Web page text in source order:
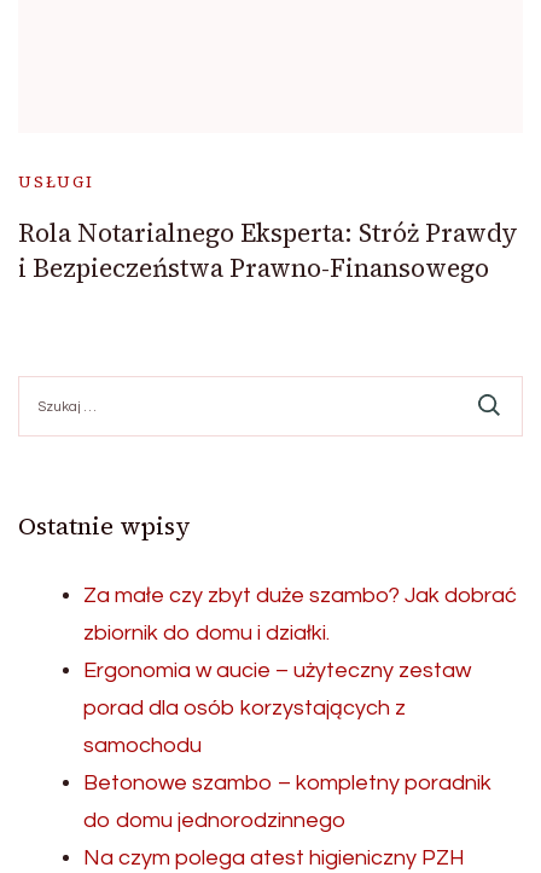
USŁUGI
Rola Notarialnego Eksperta: Stróż Prawdy
i Bezpieczeństwa Prawno-Finansowego
Ostatnie wpisy
Za małe czy zbyt duże szambo? Jak dobrać
zbiornik do domu i działki.
Ergonomia w aucie – użyteczny zestaw
porad dla osób korzystających z
samochodu
Betonowe szambo – kompletny poradnik
do domu jednorodzinnego
Na czym polega atest higieniczny PZH